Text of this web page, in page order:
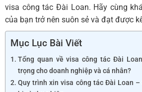
visa công tác Đài Loan. Hãy cùng
của bạn trở nên suôn sẻ và đạt được
Mục Lục Bài Viết
Tổng quan về visa công tác Đài
trọng cho doanh nghiệp và cá nhân?
Quy trình xin visa công tác Đài Loan –